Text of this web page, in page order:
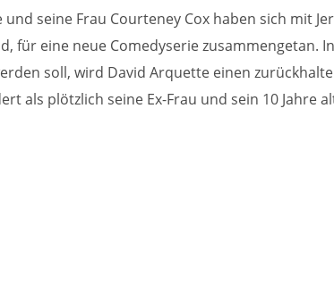
seine Frau Courteney Cox haben sich mit
für eine neue Comedyserie zusammengetan.
soll, wird David Arquette einen
als plötzlich seine Ex-Frau und sein 10 Jahre